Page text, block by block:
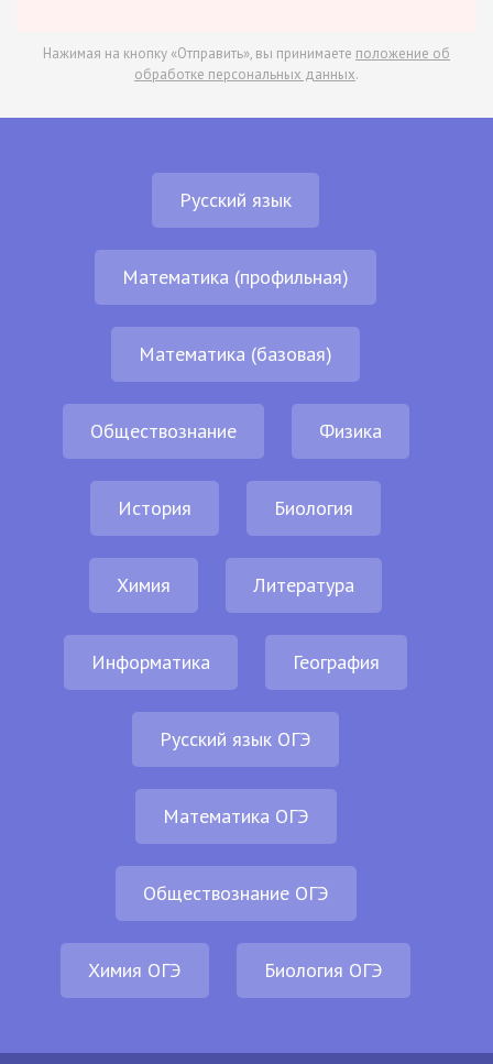
Нажимая на кнопку «Отправить», вы принимаете положение об
обработке персональных данных.
Русский язык
Математика (профильная)
Математика (базовая)
Обществознание Физика
История Биология
Химия Литература
Информатика География
Русский язык ОГЭ
Математика ОГЭ
Обществознание ОГЭ
Химия ОГЭ Биология ОГЭ